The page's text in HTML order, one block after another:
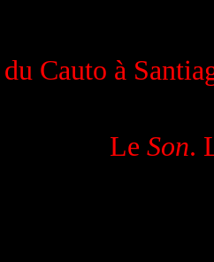
Cauto à
Le Son.